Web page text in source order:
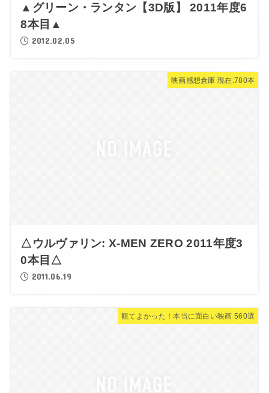
▲グリーン・ランタン【3D版】 2011年度6
8本目▲
2012.02.05
映画感想倉庫 現在:780本
△ウルヴァリン: X-MEN ZERO 2011年度3
0本目△
2011.06.19
観てよかった！本当に面白い映画 560選